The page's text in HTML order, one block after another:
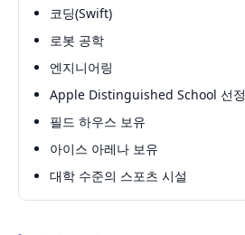
코딩(Swift)
로봇 공학
엔지니어링
Apple Distinguished School 선정
필드 하우스 보유
아이스 아레나 보유
대학 수준의 스포츠 시설